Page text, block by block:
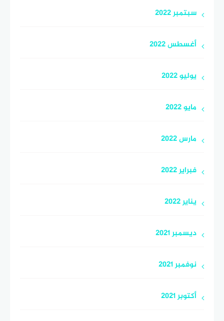
سبتمبر 2022
أغسطس 2022
يوليو 2022
مايو 2022
مارس 2022
فبراير 2022
يناير 2022
ديسمبر 2021
نوفمبر 2021
أكتوبر 2021